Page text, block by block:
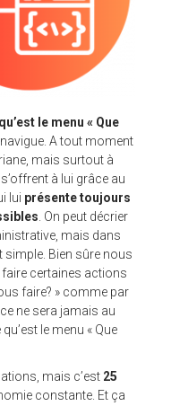
le menu « Que
navigue. A tout moment
mais surtout à
à lui grâce au
lui présente toujours
. On peut décrier
mais dans
simple. Bien sûre nous
certaines actions
faire? » comme par
ne sera jamais au
le menu « Que
mais c’est 25
constante. Et ça